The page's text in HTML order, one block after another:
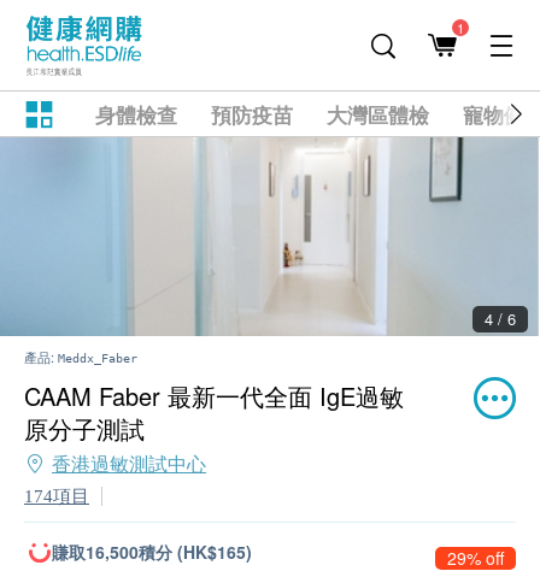
1
身體檢查 預防疫苗 大灣區體檢 寵物健
4 / 6
產品: Meddx_Faber
CAAM Faber 最新一代全面 IgE過敏
原分子測試
香港過敏測試中心
174項目
賺取16,500積分 (HK$165) 29% off